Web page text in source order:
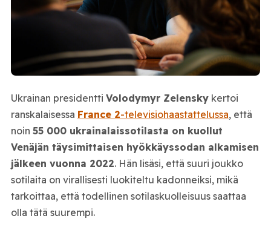
Ukrainan presidentti Volodymyr Zelenskykertoi
ranskalaisessa France 2-televisiohaastattelussa, että
noin 55 000 ukrainalaissotilasta on kuollut
Venäjän täysimittaisen hyökkäyssodan alkamisen
jälkeen vuonna 2022. Hän lisäsi, että suuri joukko
sotilaita on virallisesti luokiteltu kadonneiksi, mikä
tarkoittaa, että todellinen sotilaskuolleisuus saattaa
olla tätä suurempi.